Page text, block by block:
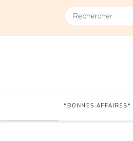
*BONNES AFFAIRES*